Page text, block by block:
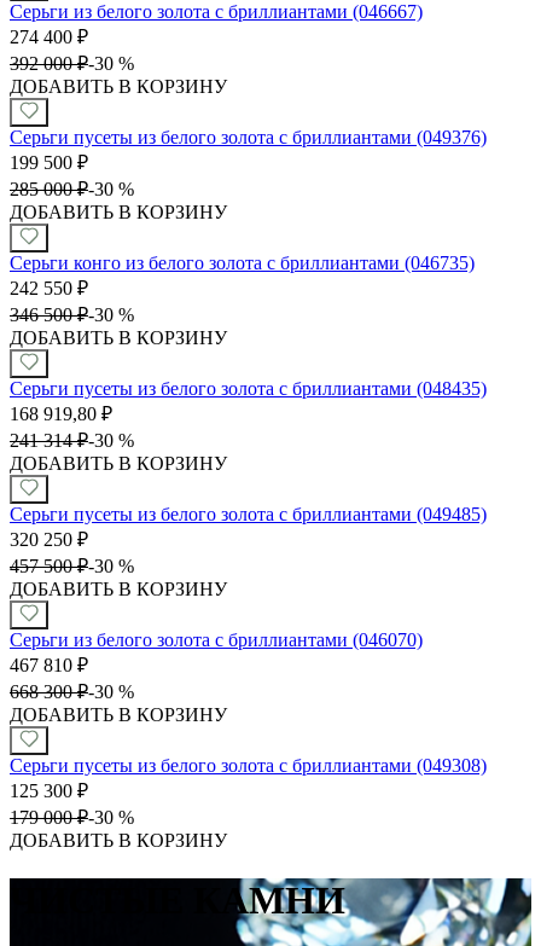
Серьги из белого золота с бриллиантами (046667)
274 400 ₽
392 000 ₽-30 %
ДОБАВИТЬ В КОРЗИНУ
Серьги пусеты из белого золота с бриллиантами (049376)
199 500 ₽
285 000 ₽-30 %
ДОБАВИТЬ В КОРЗИНУ
Серьги конго из белого золота с бриллиантами (046735)
242 550 ₽
346 500 ₽-30 %
ДОБАВИТЬ В КОРЗИНУ
Серьги пусеты из белого золота с бриллиантами (048435)
168 919,80 ₽
241 314 ₽-30 %
ДОБАВИТЬ В КОРЗИНУ
Серьги пусеты из белого золота с бриллиантами (049485)
320 250 ₽
457 500 ₽-30 %
ДОБАВИТЬ В КОРЗИНУ
Серьги из белого золота с бриллиантами (046070)
467 810 ₽
668 300 ₽-30 %
ДОБАВИТЬ В КОРЗИНУ
Серьги пусеты из белого золота с бриллиантами (049308)
125 300 ₽
179 000 ₽-30 %
ДОБАВИТЬ В КОРЗИНУ
ЧИСТЫЕ КАМНИ